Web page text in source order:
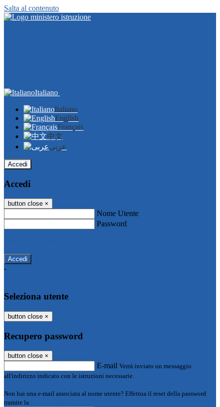
Salta al contenuto
Italiano
Italiano
English
Français
中文
عربى
Accedi
Accedi
button close ×
Nome Utente
Password
-
Seleziona utente
button close ×
Recupero password
button close ×
E-mail Verrà inviato un messaggio
all'indirizzo indicato con le istruzioni necessarie.
Non hai una e-mail associata al nome utente? Effettua il reset della password
tramite la